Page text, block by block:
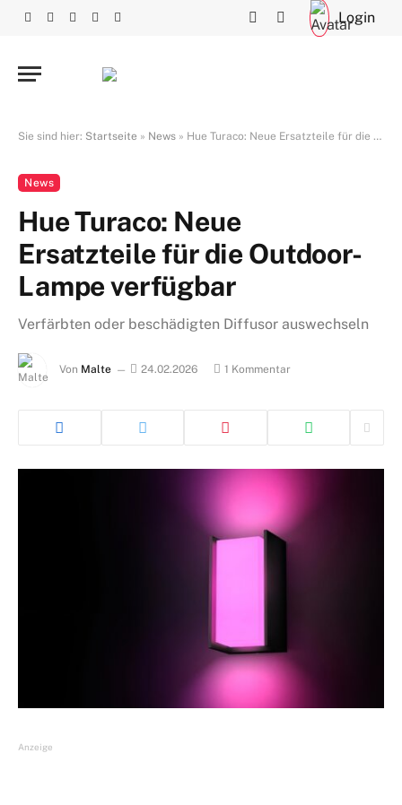
Facebook
X
RSSInstagram
YouTube Login
Sie sind hier: Startseite » News » Hue Turaco: Neue Ersatzteile für die Outdoor-Lampe verfügbar
News
Hue Turaco: Neue
Ersatzteile für die Outdoor-
Lampe verfügbar
Verfärbten oder beschädigten Diffusor auswechseln
Von Malte 24.02.2026 1 Kommentar
Anzeige